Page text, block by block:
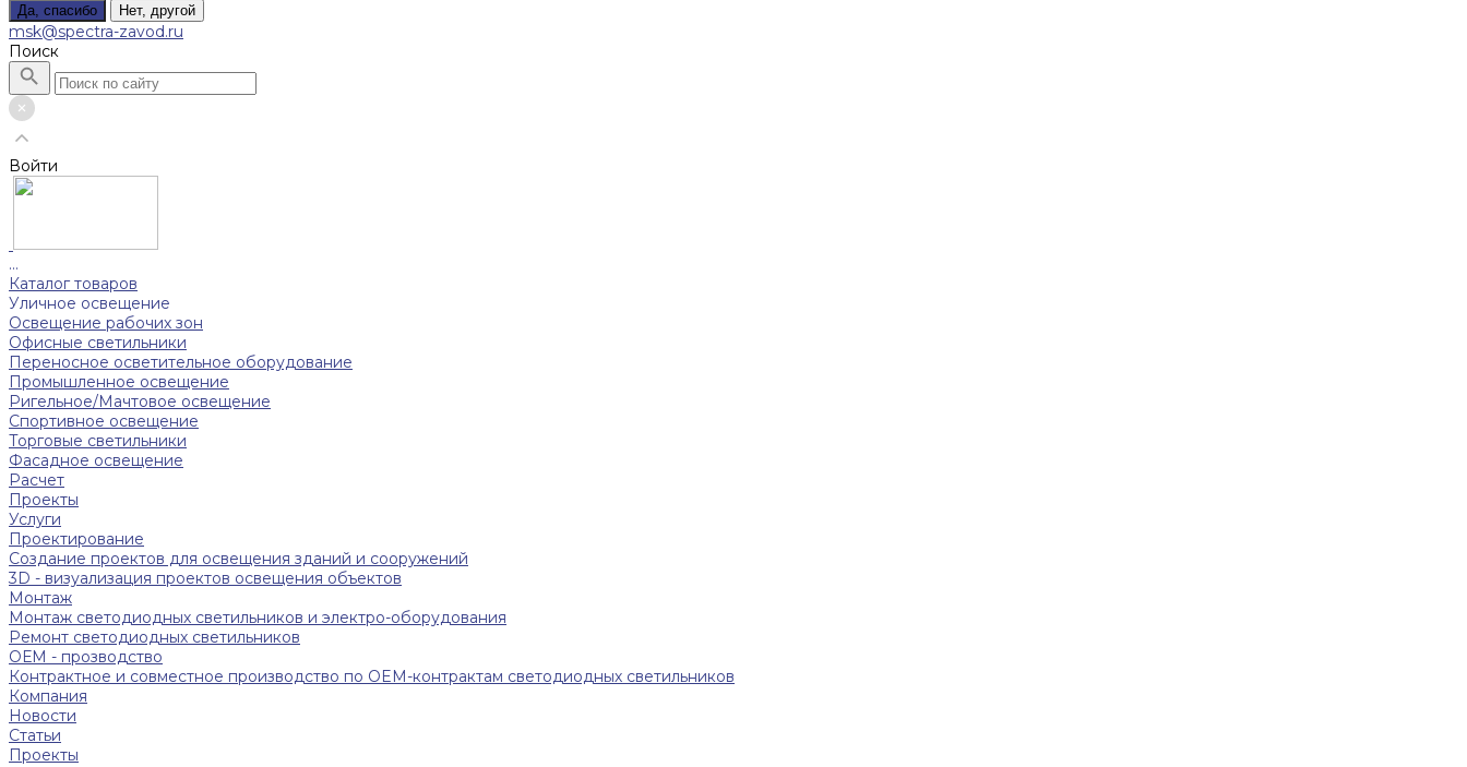
Да, спасибо Нет, другой
msk@spectra-zavod.ru
Поиск
Войти
...
Каталог товаров
Уличное освещение
Освещение рабочих зон
Офисные светильники
Переносное осветительное оборудование
Промышленное освещение
Ригельное/Мачтовое освещение
Спортивное освещение
Торговые светильники
Фасадное освещение
Расчет
Проекты
Услуги
Проектирование
Создание проектов для освещения зданий и сооружений
3D - визуализация проектов освещения объектов
Монтаж
Монтаж светодиодных светильников и электро-оборудования
Ремонт светодиодных светильников
ОЕМ - прозводство
Контрактное и совместное производство по OEM-контрактам светодиодных светильников
Компания
Новости
Статьи
Проекты